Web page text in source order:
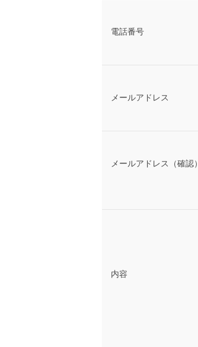
電話番号
メールアドレス
メールアドレス（確認）
内容